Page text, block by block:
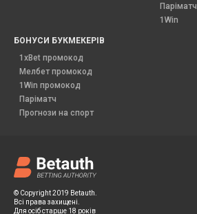
© Copyright 2019 Betauth.
Всі права захищені.
Для осіб старше 18 років
Паріматч
1Win
БОНУСИ БУКМЕКЕРІВ
1xBet промокод
Мелбет промокод
1Win промокод
Паріматч
Прогнози на спорт